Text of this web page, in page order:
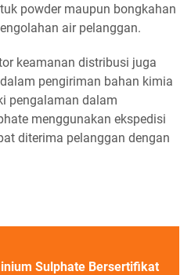
powder maupun bongkahan
air pelanggan.
keamanan distribusi juga
pengiriman bahan kimia
pengalaman dalam
menggunakan ekspedisi
diterima pelanggan dengan
Sulphate Bersertifikat